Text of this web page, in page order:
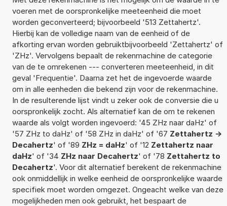
voeren met de oorspronkelijke meeteenheid die moet
worden geconverteerd; bijvoorbeeld '513 Zettahertz'.
Hierbij kan de volledige naam van de eenheid of de
afkorting ervan worden gebruiktbijvoorbeeld 'Zettahertz' of
'ZHz'. Vervolgens bepaalt de rekenmachine de categorie
van de te omrekenen --- converteren meeteenheid, in dit
geval 'Frequentie'. Daarna zet het de ingevoerde waarde
om in alle eenheden die bekend zijn voor de rekenmachine.
In de resulterende lijst vindt u zeker ook de conversie die u
oorspronkelijk zocht. Als alternatief kan de om te rekenen
waarde als volgt worden ingevoerd: '45 ZHz naar daHz' of
'57 ZHz to daHz' of '58 ZHz in daHz' of '67 Zettahertz ->
Decahertz' of '89 ZHz = daHz' of '12 Zettahertz naar
daHz' of '34 ZHz naar Decahertz' of '78 Zettahertz to
Decahertz'. Voor dit alternatief berekent de rekenmachine
ook onmiddellijk in welke eenheid de oorspronkelijke waarde
specifiek moet worden omgezet. Ongeacht welke van deze
mogelijkheden men ook gebruikt, het bespaart de